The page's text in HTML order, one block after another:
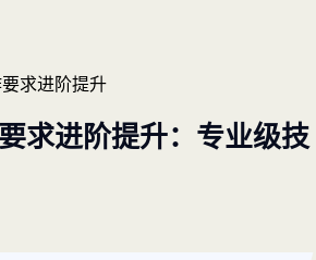
求进阶提升
求进阶提升：专业级技